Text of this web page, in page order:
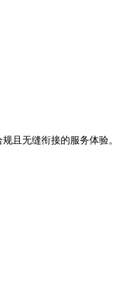
且无缝衔接的服务体验。